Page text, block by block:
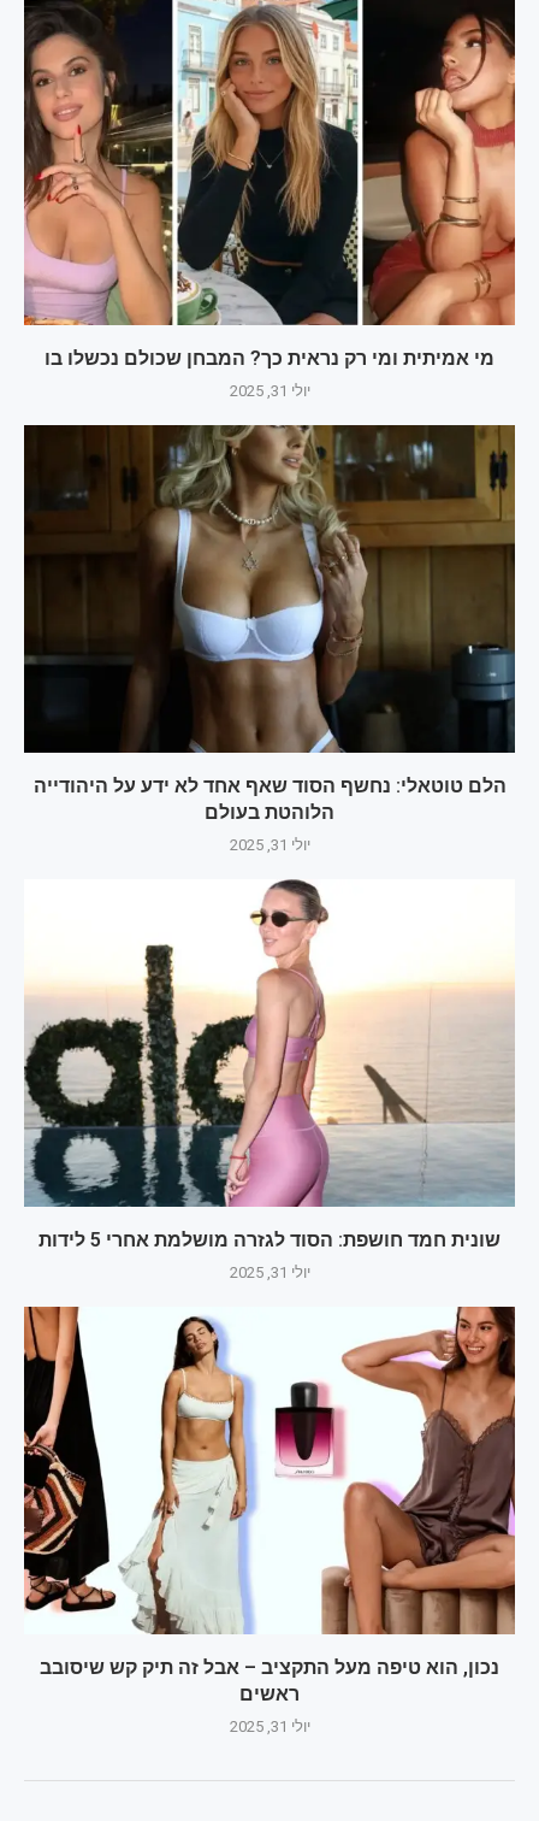
מי אמיתית ומי רק נראית כך? המבחן שכולם נכשלו בו
יולי 31, 2025
הלם טוטאלי: נחשף הסוד שאף אחד לא ידע על היהודייה
הלוהטת בעולם‎
יולי 31, 2025
שונית חמד חושפת: הסוד לגזרה מושלמת אחרי 5 לידות
יולי 31, 2025
נכון, הוא טיפה מעל התקציב – אבל זה תיק קש שיסובב
ראשים
יולי 31, 2025